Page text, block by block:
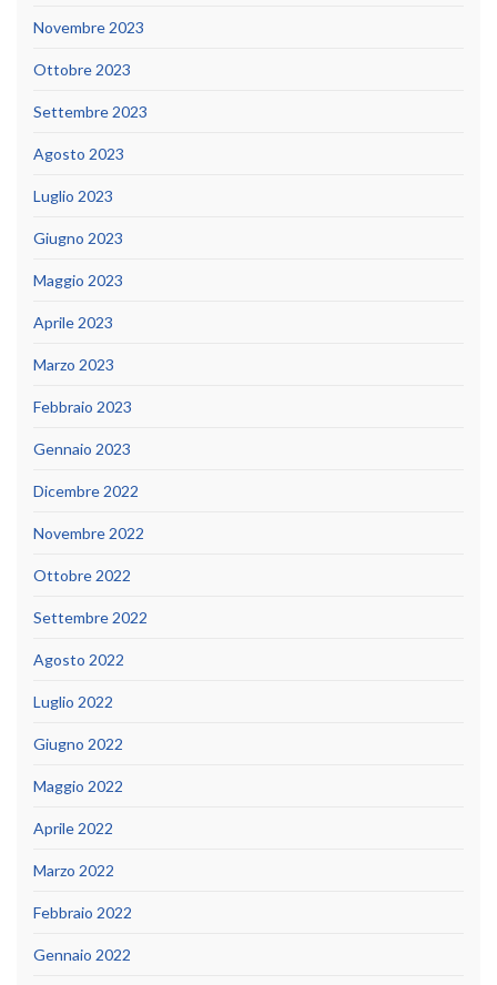
Novembre 2023
Ottobre 2023
Settembre 2023
Agosto 2023
Luglio 2023
Giugno 2023
Maggio 2023
Aprile 2023
Marzo 2023
Febbraio 2023
Gennaio 2023
Dicembre 2022
Novembre 2022
Ottobre 2022
Settembre 2022
Agosto 2022
Luglio 2022
Giugno 2022
Maggio 2022
Aprile 2022
Marzo 2022
Febbraio 2022
Gennaio 2022